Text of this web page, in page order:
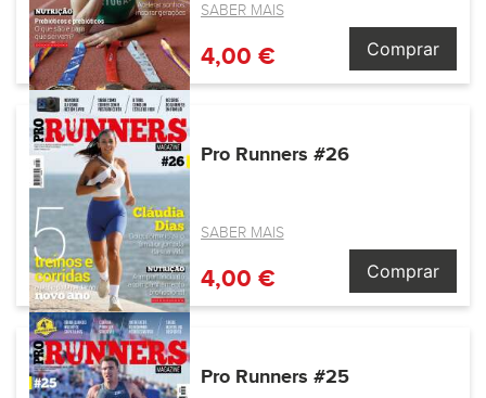
SABER MAIS
4,00 € Comprar
Pro Runners #26
SABER MAIS
4,00 € Comprar
Pro Runners #25